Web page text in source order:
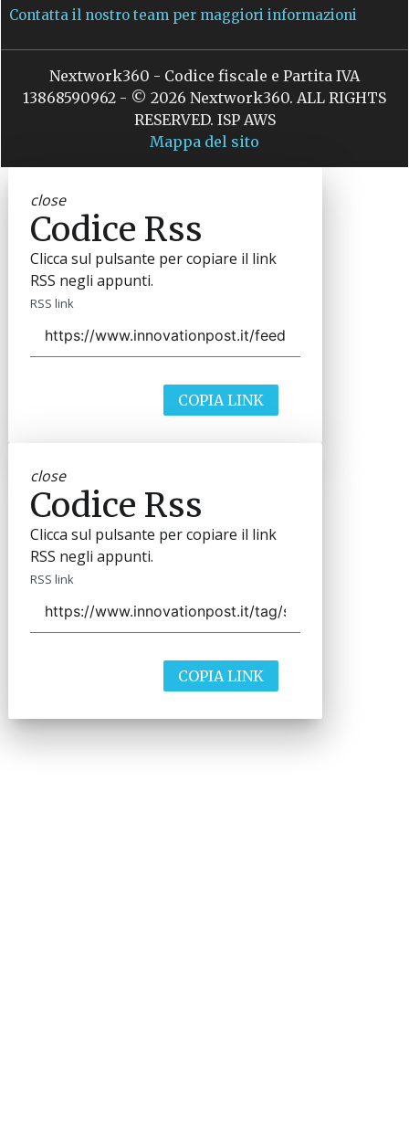
Contatta il nostro team per maggiori informazioni
Nextwork360 - Codice fiscale e Partita IVA
13868590962 - © 2026 Nextwork360. ALL RIGHTS
RESERVED. ISP AWS
Mappa del sito
close
Codice Rss
Clicca sul pulsante per copiare il link
RSS negli appunti.
RSS link
COPIA LINK
close
Codice Rss
Clicca sul pulsante per copiare il link
RSS negli appunti.
RSS link
COPIA LINK